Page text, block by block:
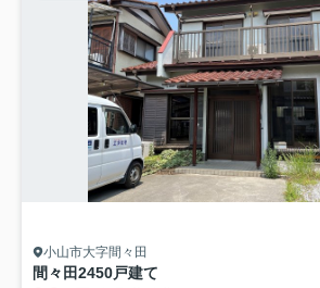
小山市大字間々田
間々田2450戸建て